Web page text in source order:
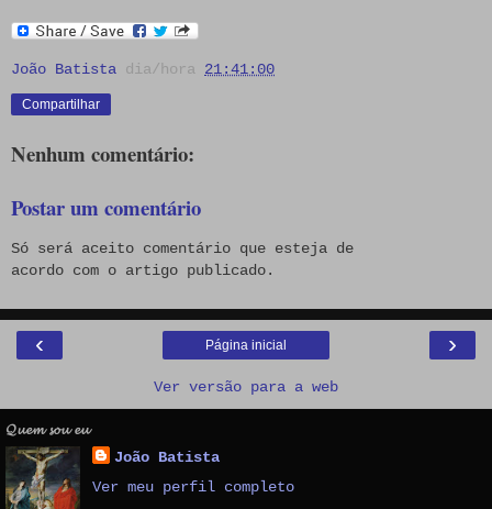
João Batista dia/hora 21:41:00
Compartilhar
Nenhum comentário:
Postar um comentário
Só será aceito comentário que esteja de
acordo com o artigo publicado.
‹ ›
Página inicial
Ver versão para a web
𝓠𝓾𝓮𝓶 𝓼𝓸𝓾 𝓮𝓾
João Batista
Ver meu perfil completo